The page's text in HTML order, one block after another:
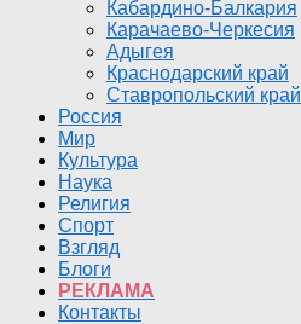
Кабардино-Балкария
Карачаево-Черкесия
Адыгея
Краснодарский край
Ставропольский край
Россия
Мир
Культура
Наука
Религия
Спорт
Взгляд
Блоги
РЕКЛАМА
Контакты